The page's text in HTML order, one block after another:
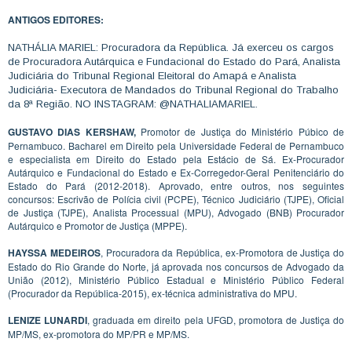
ANTIGOS EDITORES:
NATHÁLIA MARIEL: Procuradora da República. Já exerceu os cargos
de Procuradora Autárquica e Fundacional do Estado do Pará, Analista
Judiciária do Tribunal Regional Eleitoral do Amapá e Analista
Judiciária- Executora de Mandados do Tribunal Regional do Trabalho
da 8ª Região. NO INSTAGRAM: @NATHALIAMARIEL.
GUSTAVO DIAS KERSHAW, Promotor de Justiça do Ministério Púbico de
Pernambuco. Bacharel em Direito pela Universidade Federal de Pernambuco
e especialista em Direito do Estado pela Estácio de Sá. Ex-Procurador
Autárquico e Fundacional do Estado e Ex-Corregedor-Geral Penitenciário do
Estado do Pará (2012-2018). Aprovado, entre outros, nos seguintes
concursos: Escrivão de Polícia civil (PCPE), Técnico Judiciário (TJPE), Oficial
de Justiça (TJPE), Analista Processual (MPU), Advogado (BNB) Procurador
Autárquico e Promotor de Justiça (MPPE).
HAYSSA MEDEIROS, Procuradora da República, ex-Promotora de Justiça do
Estado do Rio Grande do Norte, já aprovada nos concursos de Advogado da
União (2012), Ministério Público Estadual e Ministério Público Federal
(Procurador da República-2015), ex-técnica administrativa do MPU.
LENIZE LUNARDI, graduada em direito pela UFGD, promotora de Justiça do
MP/MS, ex-promotora do MP/PR e MP/MS.